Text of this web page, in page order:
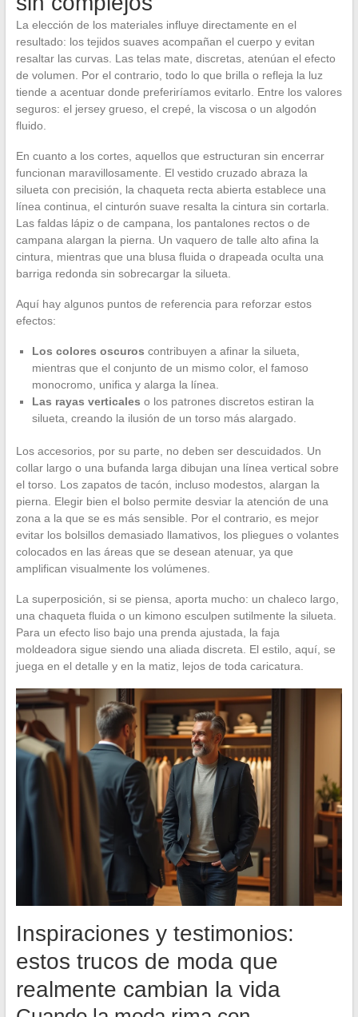
La elección de los materiales influye directamente en el
resultado: los tejidos suaves acompañan el cuerpo y evitan
resaltar las curvas. Las telas mate, discretas, atenúan el efecto
de volumen. Por el contrario, todo lo que brilla o refleja la luz
tiende a acentuar donde preferiríamos evitarlo. Entre los valores
seguros: el jersey grueso, el crepé, la viscosa o un algodón
fluido.
En cuanto a los cortes, aquellos que estructuran sin encerrar
funcionan maravillosamente. El vestido cruzado abraza la
silueta con precisión, la chaqueta recta abierta establece una
línea continua, el cinturón suave resalta la cintura sin cortarla.
Las faldas lápiz o de campana, los pantalones rectos o de
campana alargan la pierna. Un vaquero de talle alto afina la
cintura, mientras que una blusa fluida o drapeada oculta una
barriga redonda sin sobrecargar la silueta.
Aquí hay algunos puntos de referencia para reforzar estos
efectos:
Los colores oscuros contribuyen a afinar la silueta,
mientras que el conjunto de un mismo color, el famoso
monocromo, unifica y alarga la línea.
Las rayas verticales o los patrones discretos estiran la
silueta, creando la ilusión de un torso más alargado.
Los accesorios, por su parte, no deben ser descuidados. Un
collar largo o una bufanda larga dibujan una línea vertical sobre
el torso. Los zapatos de tacón, incluso modestos, alargan la
pierna. Elegir bien el bolso permite desviar la atención de una
zona a la que se es más sensible. Por el contrario, es mejor
evitar los bolsillos demasiado llamativos, los pliegues o volantes
colocados en las áreas que se desean atenuar, ya que
amplifican visualmente los volúmenes.
La superposición, si se piensa, aporta mucho: un chaleco largo,
una chaqueta fluida o un kimono esculpen sutilmente la silueta.
Para un efecto liso bajo una prenda ajustada, la faja
moldeadora sigue siendo una aliada discreta. El estilo, aquí, se
juega en el detalle y en la matiz, lejos de toda caricatura.
Inspiraciones y testimonios:
estos trucos de moda que
realmente cambian la vida